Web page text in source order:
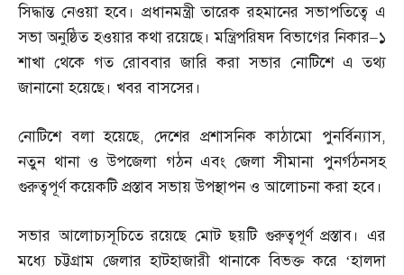
সিদ্ধান্ত নেওয়া হবে। প্রধানমন্ত্রী তারেক রহমানের সভাপতিত্বে এ
সভা অনুষ্ঠিত হওয়ার কথা রয়েছে। মন্ত্রিপরিষদ বিভাগের নিকার–১
শাখা থেকে গত রোববার জারি করা সভার নোটিশে এ তথ্য
জানানো হয়েছে। খবর বাসসের।
নোটিশে বলা হয়েছে,দেশের প্রশাসনিক কাঠামো পুনর্বিন্যাস,
নতুন থানা ও উপজেলা গঠন এবং জেলা সীমানা পুনর্গঠনসহ
গুরুত্বপূর্ণ কয়েকটি প্রস্তাব সভায় উপস্থাপন ও আলোচনা করা হবে।
সভার আলোচ্যসূচিতে রয়েছে মোট ছয়টি গুরুত্বপূর্ণ প্রস্তাব। এর
মধ্যে চট্টগ্রাম জেলার হাটহাজারী থানাকে বিভক্ত করে ‘হালদা